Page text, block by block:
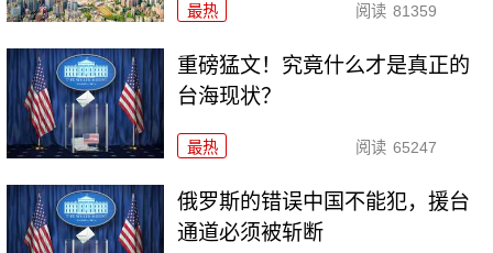
最热 阅读 81359
重磅猛文！究竟什么才是真正的
台海现状？
最热 阅读 65247
俄罗斯的错误中国不能犯，援台
通道必须被斩断